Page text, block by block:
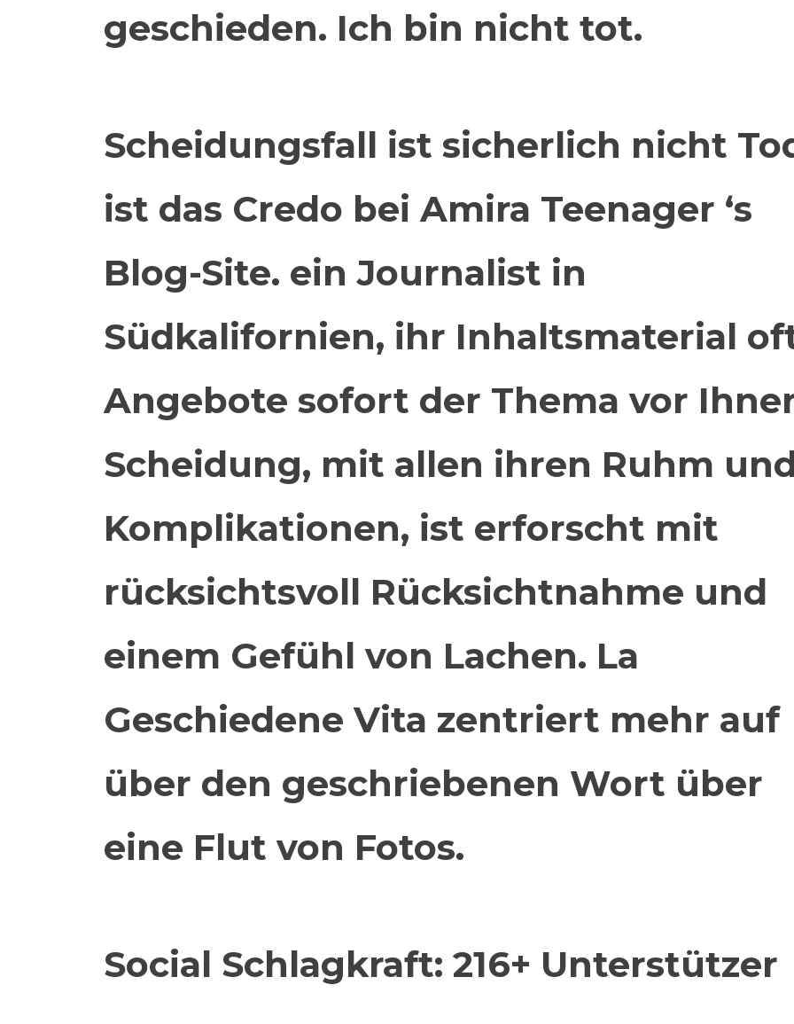
geschieden. Ich bin nicht tot.
Scheidungsfall ist sicherlich nicht
ist das Credo bei Amira Teenager ‘s
Blog-Site. ein Journalist in
Südkalifornien, ihr Inhaltsmaterial
Angebote sofort der Thema vor
Scheidung, mit allen ihren Ruhm
Komplikationen, ist erforscht mit
rücksichtsvoll Rücksichtnahme und
einem Gefühl von Lachen. La
Geschiedene Vita zentriert mehr auf
über den geschriebenen Wort über
eine Flut von Fotos.
Social Schlagkraft: 216+ Unterstützer